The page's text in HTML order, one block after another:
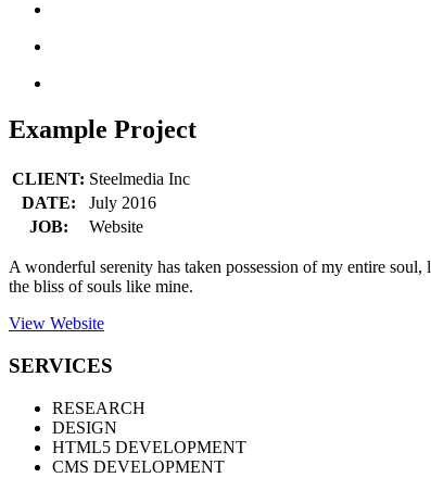
Example Project
CLIENT: Steelmedia Inc
DATE:
July 2016
JOB:
Website
A wonderful serenity has taken possession of my entire
the bliss of souls like mine.
View Website
SERVICES
RESEARCH
DESIGN
HTML5 DEVELOPMENT
CMS DEVELOPMENT